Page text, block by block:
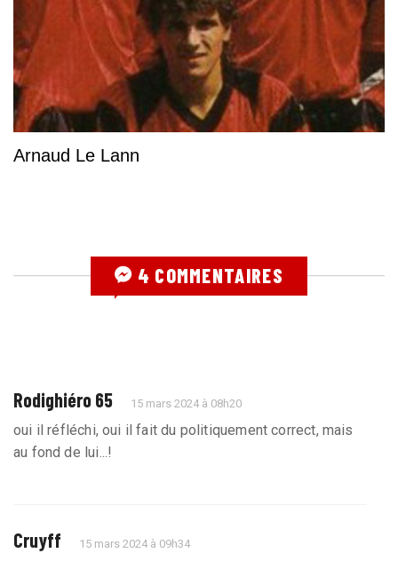
Arnaud Le Lann
4 COMMENTAIRES
Rodighiéro 65 15 mars 2024 à 08h20
oui il réfléchi, oui il fait du politiquement correct, mais
au fond de lui...!
Cruyff 15 mars 2024 à 09h34